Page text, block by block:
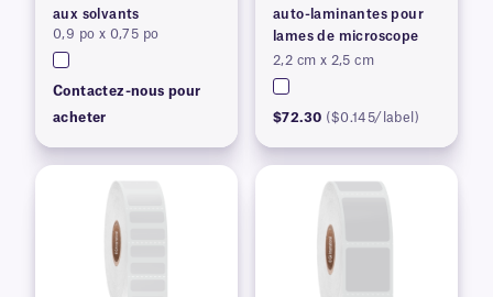
aux solvants
0,9 po x 0,75 po
Contactez-nous pour
acheter
auto-laminantes pour
lames de microscope
2,2 cm x 2,5 cm
$72.30 ($0.145/label)